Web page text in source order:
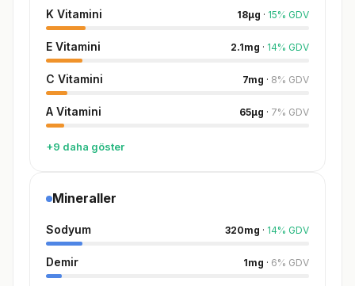
K Vitamini 18µg · 15% GDV
E Vitamini 2.1mg · 14% GDV
C Vitamini 7mg · 8% GDV
A Vitamini 65µg · 7% GDV
+9 daha göster
Mineraller
Sodyum 320mg · 14% GDV
Demir 1mg · 6% GDV